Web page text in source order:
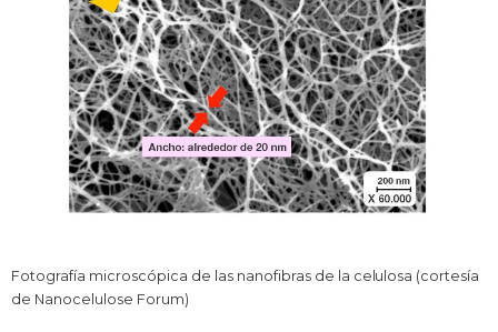
Fotografía microscópica de las nanofibras de la celulosa (cortesía
de Nanocelulose Forum)